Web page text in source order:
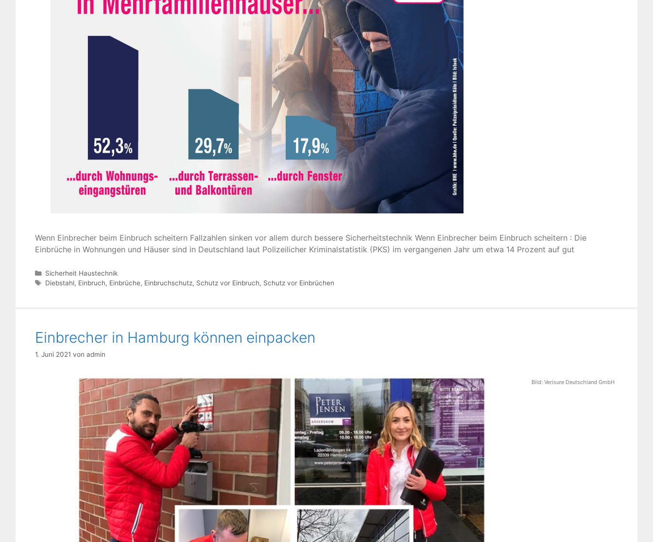
Wenn Einbrecher beim Einbruch scheitern Fallzahlen sinken vor allem durch bessere Sicherheitstechnik Wenn Einbrecher beim Einbruch scheitern : Die
Einbrüche in Wohnungen und Häuser sind in Deutschland laut Polizeilicher Kriminalstatistik (PKS) im vergangenen Jahr um etwa 14 Prozent auf gut
Kategorien
Sicherheit Haustechnik
Schlagwörter
Diebstahl, Einbruch, Einbrüche, Einbruchschutz, Schutz vor Einbruch, Schutz vor Einbrüchen
Einbrecher in Hamburg können einpacken
1. Juni 2021 von admin
Bild: Verisure Deutschland GmbH